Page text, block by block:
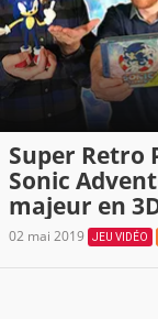
Super Retro
Sonic
majeur en
02 mai 2019 JEU VIDÉO